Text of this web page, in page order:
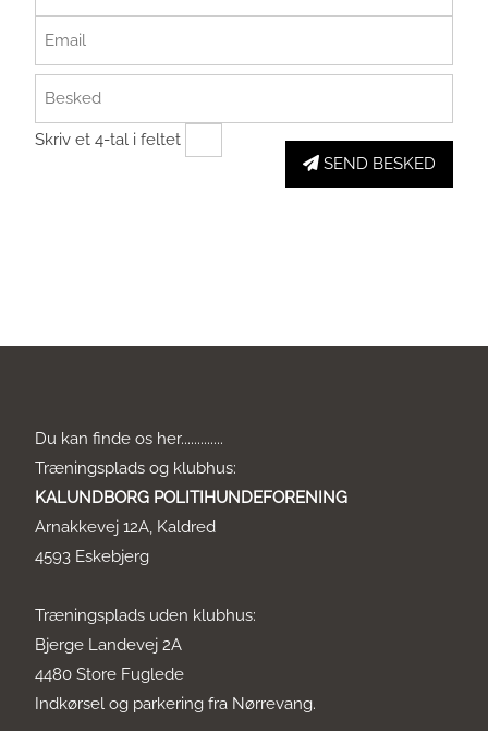
Skriv et 4-tal i feltet
SEND BESKED
Du kan finde os her.............
Træningsplads og klubhus:
KALUNDBORG POLITIHUNDEFORENING
Arnakkevej 12A, Kaldred
4593 Eskebjerg
Træningsplads uden klubhus:
Bjerge Landevej 2A
4480 Store Fuglede
Indkørsel og parkering fra Nørrevang.